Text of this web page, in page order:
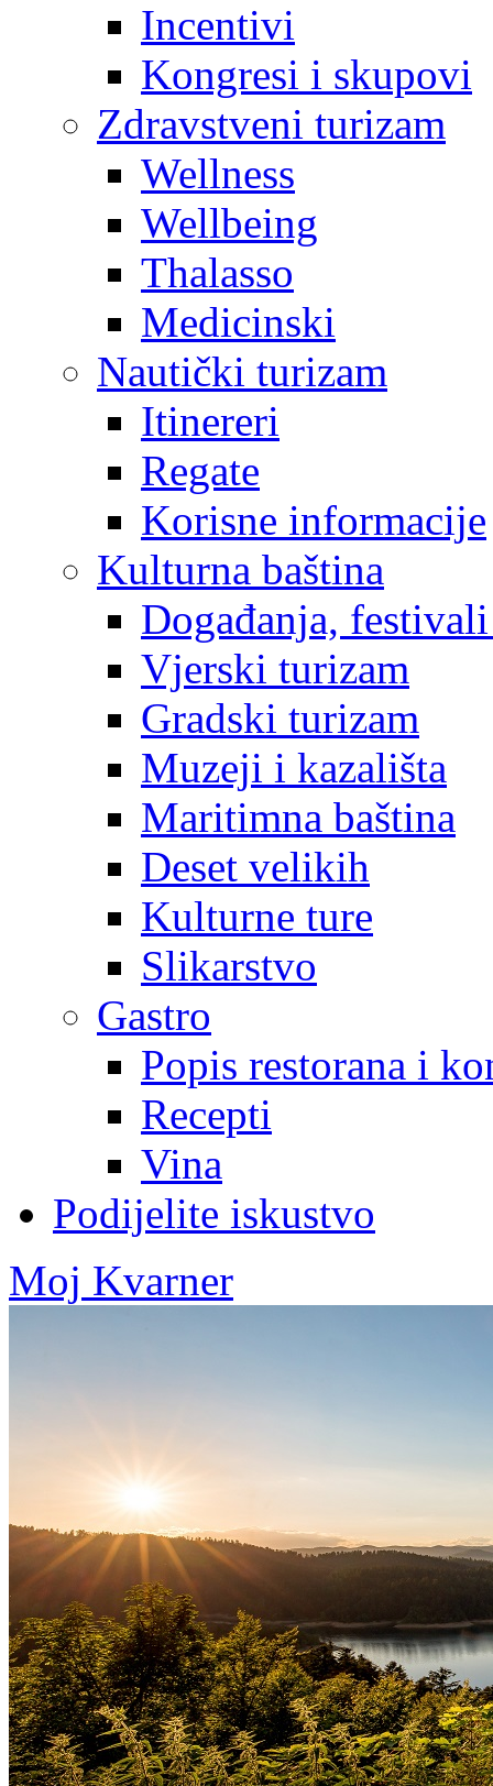
Incentivi
Kongresi i skupovi
Zdravstveni turizam
Wellness
Wellbeing
Thalasso
Medicinski
Nautički turizam
Itinereri
Regate
Korisne informacije
Kulturna baština
Događanja,
Vjerski turizam
Gradski turizam
Muzeji i kazališta
Maritimna baština
Deset velikih
Kulturne ture
Slikarstvo
Gastro
Popis restorana i
Recepti
Vina
Podijelite iskustvo
Moj Kvarner